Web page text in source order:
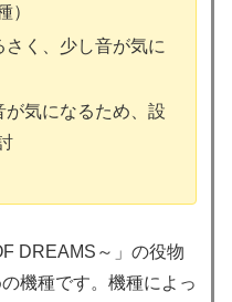
）
さく、少し音が気に
が気になるため、設
DREAMS～」の役物
機種です。機種によっ